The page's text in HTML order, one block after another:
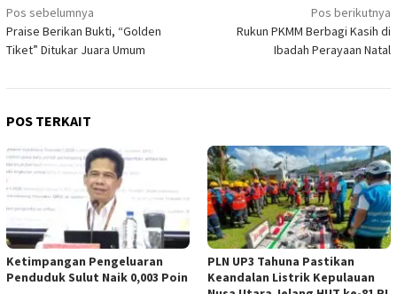
Navigasi
pos
Pos sebelumnya
Praise Berikan Bukti, “Golden
Tiket” Ditukar Juara Umum
Pos berikutnya
Rukun PKMM Berbagi Kasih di
Ibadah Perayaan Natal
POS TERKAIT
Ketimpangan Pengeluaran
Penduduk Sulut Naik 0,003 Poin
PLN UP3 Tahuna Pastikan
Keandalan Listrik Kepulauan